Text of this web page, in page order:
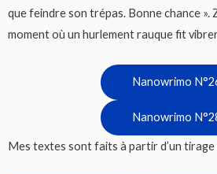
que feindre son trépas. Bonne chance ».
moment où un hurlement rauque fit
Nanowrimo
Nanowrimo
Mes textes sont faits à partir d’un